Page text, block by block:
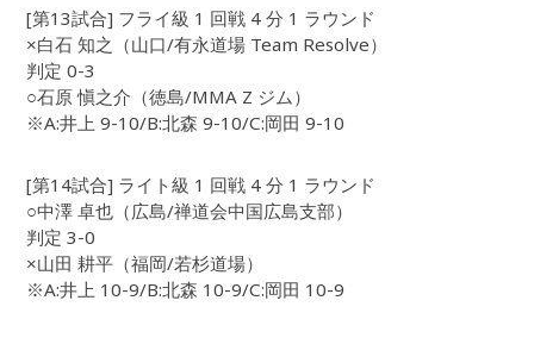
[第13試合] フライ級 1 回戦 4 分 1 ラウンド
×白石 知之（山口/有永道場 Team Resolve）
判定 0-3
○石原 愼之介（徳島/MMA Z ジム）
※A:井上 9-10/B:北森 9-10/C:岡田 9-10
[第14試合] ライト級 1 回戦 4 分 1 ラウンド
○中澤 卓也（広島/禅道会中国広島支部）
判定 3-0
×山田 耕平（福岡/若杉道場）
※A:井上 10-9/B:北森 10-9/C:岡田 10-9